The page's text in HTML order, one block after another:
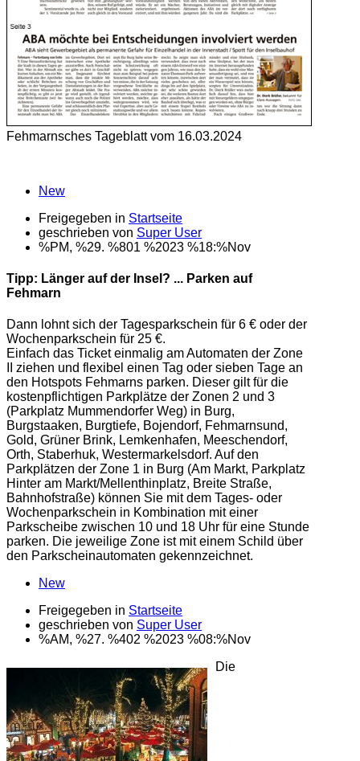
Fehmarnsches Tageblatt vom 16.03.2024
New
Freigegeben in Startseite
geschrieben von Super User
%PM, %29. %801 %2023 %18:%Nov
Tipp: Länger auf der Insel? ... Parken auf
Fehmarn
Dann lohnt sich der Tagesparkschein für 6 € oder der
Wochenparkschein für 25 €.
Einfach das Ticket einmalig am Automaten der Zone
II ziehen und flexibel einen Tag oder sieben Tage an
den Hotspots Fehmarns parken. Dieser gilt für die
kostenpflichtigen Parkplätze der Zonen 2 und 3
(Parkplatz Mummendorfer Weg) in Burg,
Burgstaaken, Burgtiefe, Bojendorf, Fehmarnsund,
Gold, Grüner Brink, Lemkenhafen, Meeschendorf,
Orth, Staberhuk, Westermarkelsdorf. Auf den
Parkplätzen der Zone 1 in Burg (Am Markt, Parkplatz
Hinter am Markt/Mellenthinplatz, Breite Straße,
Bahnhofstraße) können Sie mit dem Tages- oder
Wochenparkschein in Kombination mit einer
Parkscheibe zwischen 10 und 18 Uhr für eine Stunde
parken. Die jeweilige Zone ist mit einem Schild über
den Parkscheinautomaten gekennzeichnet.
New
Freigegeben in Startseite
geschrieben von Super User
%AM, %27. %402 %2023 %08:%Nov
Die